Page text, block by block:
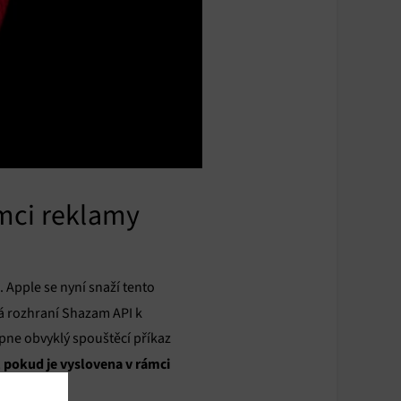
reklamy
. Apple se nyní snaží tento
rozhraní Shazam API k
obvyklý spouštěcí příkaz
je vyslovena v rámci